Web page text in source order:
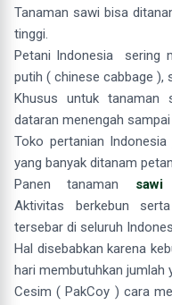
Tanaman sawi bisa
tinggi.
Petani Indonesia sering
putih ( chinese cabbage ),
Khusus untuk tanaman
dataran menengah
Toko pertanian
yang banyak ditanam
Panen tanaman sawi
Aktivitas berkebun
tersebar di seluruh
Hal disebabkan karena
hari membutuhkan jumlah
Cesim ( PakCoy ) cara